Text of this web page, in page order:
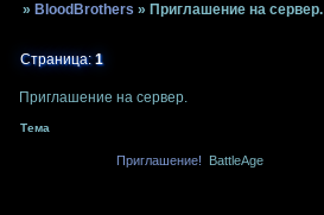
» BloodBrothers » Приглашение на сервер.
Приглашение на сервер.
Страница:1
Тема
Приглашение! BattleAge